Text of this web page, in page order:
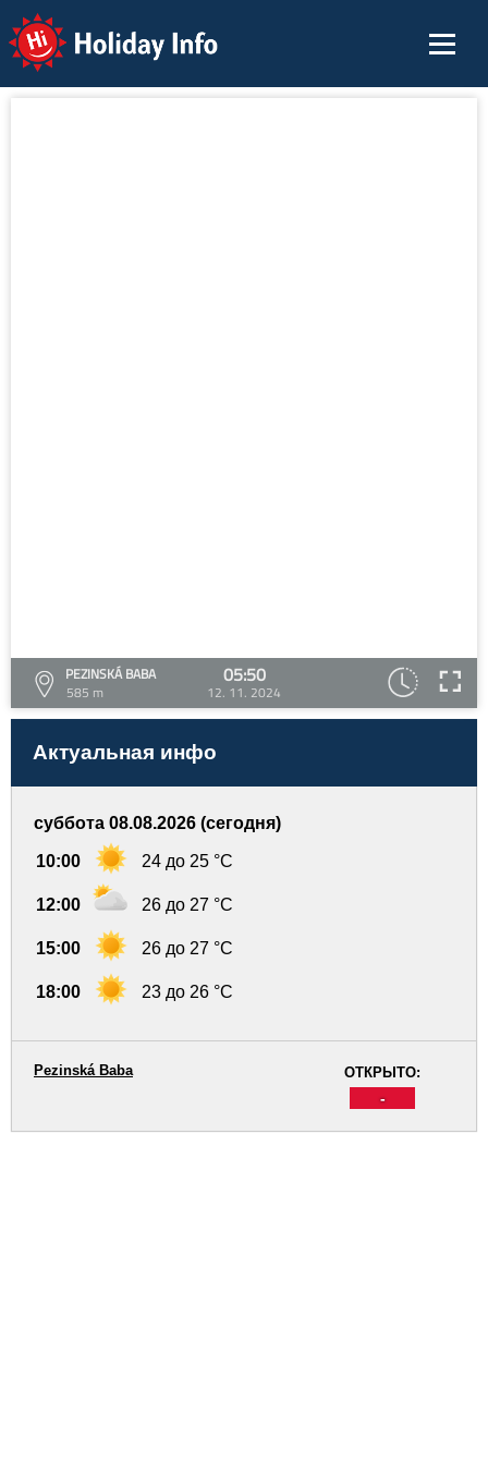
Holiday Info
PEZINSKÁ BABA
585 m
05:50
12. 11. 2024
Актуальная инфо
суббота 08.08.2026 (сегодня)
10:00 24 до 25 °C
12:00 26 до 27 °C
15:00 26 до 27 °C
18:00 23 до 26 °C
ОТКРЫТО:
-
Pezinská Baba